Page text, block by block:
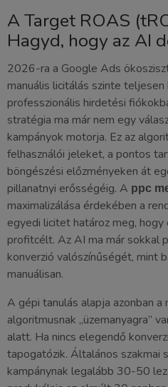
A Target ROAS
Hagyd, hogy az AI
2026-ra a Google Ads
manuális licitálás szinte
professzionális hirdetési
stratégia ma már nem egy
kampányok motorja. Ez az
felhasználói jeleket, a pontos
böngészési előzményeken át
pillanatnyi erősségéig. A ppc
maximalizálása érdekében a
egyedi licitet határoz meg,
profitcélt. Az AI ma már sokkal
konverzió valószínűségét, mint
manuálisan.
A gépi tanulás alapja azonban a
algoritmusnak „üzemanyagra”
alatt. Ha nincs elegendő
tapogatózik. Általános szakmai
kampánynak legalább 30-50